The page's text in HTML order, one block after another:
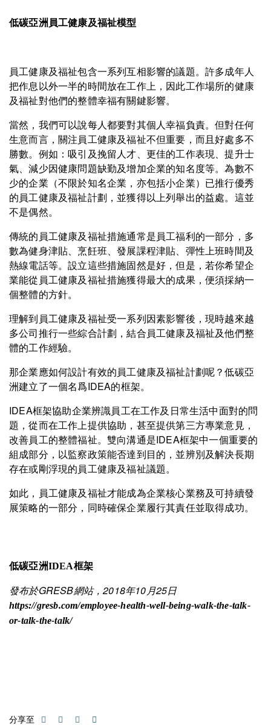
低碳亞洲員工健康及福祉模型
員工健康及福祉包含一系列互相影響的議題。許多成年人
把作息以外一半的時間放在工作上，因此工作場所的健康
及福祉對他們的整體幸福有關鍵影響。
當然，我們可以說每人都要對其個人幸福負責。但對任何
生意而言，關注員工健康及福祉不但重要，而且好處多不
勝數。例如：吸引及挽留人才、更佳的工作表現、提升士
氣、減少因健康問題缺勤及增加企業的知名度等。為數不
少的企業（不限於知名企業，亦包括小企業）已推行優秀
的員工健康及福祉計劃，並獲得以上列舉出的益處。這並
不是偶然。
傳統的員工健康及福祉措施通常是員工福利的一部分，多
數為健身津貼、烹飪班、發展課程津貼、彈性上班時間及
熱線電話等。設立這些措施固然是好，但是，若你希望企
業能從員工健康及福祉措施獲得最大的成果，便須採納一
個整體的方針。
理解到員工健康及福祉受一系列因素影響後，現時越來越
多公司推行一些綜合計劃，結合員工健康及福祉及他們整
體的工作經驗。
那企業應如何設計有效的員工健康及福祉計劃呢？低碳亞
洲建立了一個名爲IDEA的框架。
IDEA框架協助企業辨識員工在工作及日常生活中面對的問
題，從而在工作上提供協助，甚至提供第三方專業意見，
改善員工的整體福祉。雙向溝通是IDEA框架中一個重要的
組成部分，以監察政策能否達到目的，並辨別及解決長期
存在或剛浮現的員工健康及福祉議題。
如此，員工健康及福祉才能成為企業核心業務及可持續發
展策略的一部分，同時確保企業履行其責任並取得成功。
低碳亞洲IDEA框架
發布於GRESB網站，2018年10月25日
https://gresb.com/employee-health-well-being-walk-the-talk-
or-talk-the-talk/
分享至